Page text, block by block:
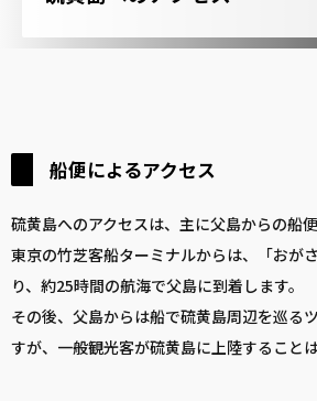
船便によるアクセス
硫黄島へのアクセスは、主に父島からの船便
東京の竹芝客船ターミナルからは、「おが
り、約25時間の航海で父島に到着します。
その後、父島からは船で硫黄島周辺を巡る
すが、一般観光客が硫黄島に上陸すること